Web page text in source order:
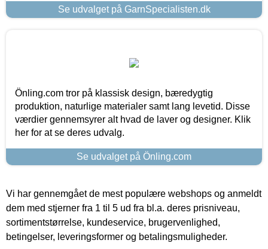
Se udvalget på GarnSpecialisten.dk
Önling.com tror på klassisk design, bæredygtig
produktion, naturlige materialer samt lang levetid. Disse
værdier gennemsyrer alt hvad de laver og designer. Klik
her for at se deres udvalg.
Se udvalget på Önling.com
Vi har gennemgået de mest populære webshops og anmeldt
dem med stjerner fra 1 til 5 ud fra bl.a. deres prisniveau,
sortimentstørrelse, kundeservice, brugervenlighed,
betingelser, leveringsformer og betalingsmuligheder.